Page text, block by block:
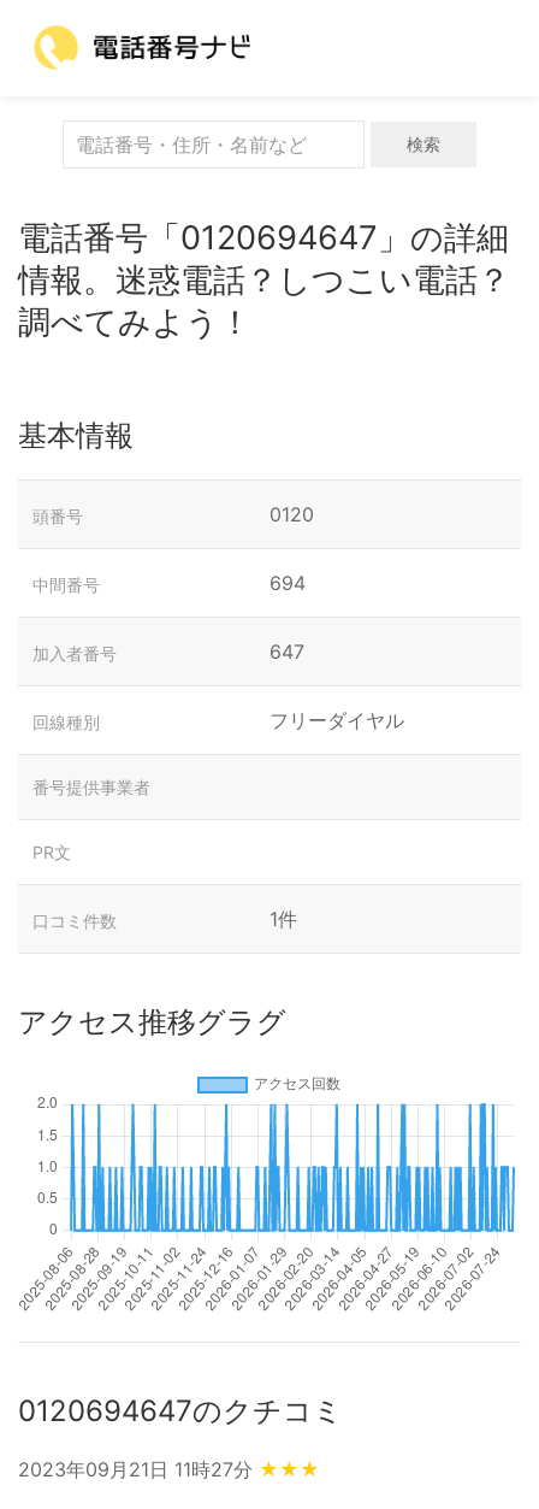
検索
電話番号「0120694647」の詳細
情報。迷惑電話？しつこい電話？
調べてみよう！
基本情報
頭番号 0120
中間番号 694
加入者番号 647
回線種別 フリーダイヤル
番号提供事業者
PR文
口コミ件数 1件
アクセス推移グラグ
0120694647のクチコミ
2023年09月21日 11時27分 ★★★